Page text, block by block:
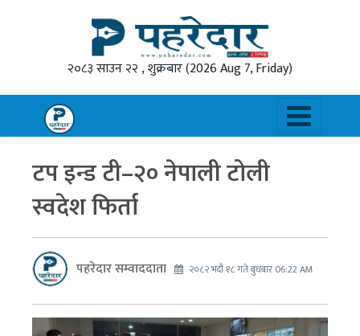
२०८३ साउन २२ , शुक्रबार(2026 Aug 7, Friday)
टप इन्ड टी–२० नेपाली टोली
स्वदेश फिर्ता
पहरेदार सम्वाददाता २०८२ भदौ १८ गते बुधबार 06:22 AM